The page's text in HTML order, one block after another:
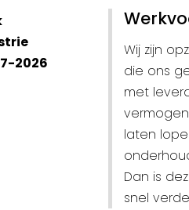
2026
Wij zijn
die ons
met
laten
Dan is
snel